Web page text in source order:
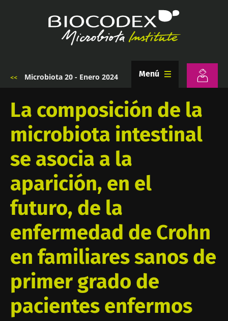
de
ayuda
la
navegación
Microbiota 20 - Enero 2024 Menú
La composición de la
microbiota intestinal
se asocia a la
aparición, en el
futuro, de la
enfermedad de Crohn
en familiares sanos de
primer grado de
pacientes enfermos